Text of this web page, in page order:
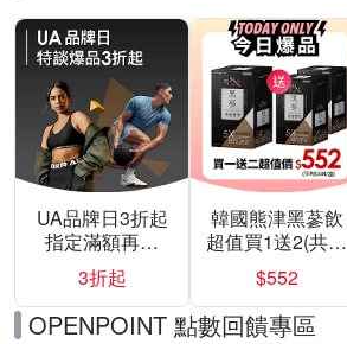
UA品牌日3折起
指定滿額再折
200
3折起
韓國熊津黑蔘飲
超值買1送2(共24
入組)
$552
OPENPOINT 點數回饋專區